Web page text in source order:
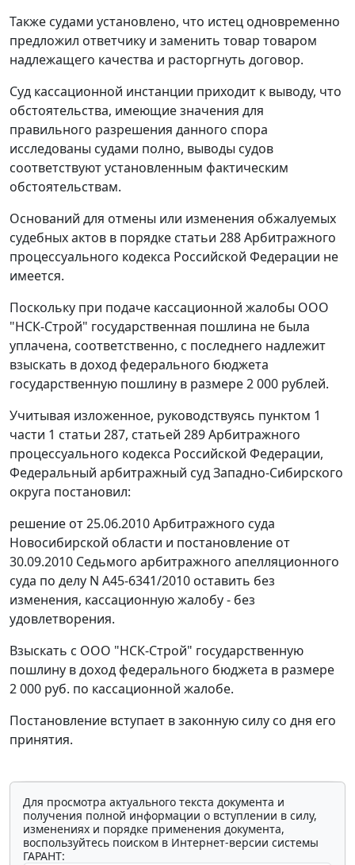
Также судами установлено, что истец одновременно
предложил ответчику и заменить товар товаром
надлежащего качества и расторгнуть договор.
Суд кассационной инстанции приходит к выводу, что
обстоятельства, имеющие значения для
правильного разрешения данного спора
исследованы судами полно, выводы судов
соответствуют установленным фактическим
обстоятельствам.
Оснований для отмены или изменения обжалуемых
судебных актов в порядке статьи 288Арбитражного
процессуального кодекса Российской Федерации не
имеется.
Поскольку при подаче кассационной жалобы ООО
"НСК-Строй" государственная пошлина не была
уплачена, соответственно, с последнего надлежит
взыскать в доход федерального бюджета
государственную пошлину в размере 2 000 рублей.
Учитывая изложенное, руководствуясь пунктом 1
части 1 статьи 287, статьей 289Арбитражного
процессуального кодекса Российской Федерации,
Федеральный арбитражный суд Западно-Сибирского
округа постановил:
решение от 25.06.2010 Арбитражного суда
Новосибирской области и постановление от
30.09.2010 Седьмого арбитражного апелляционного
суда по делу N А45-6341/2010 оставить без
изменения, кассационную жалобу - без
удовлетворения.
Взыскать с ООО "НСК-Строй" государственную
пошлину в доход федерального бюджета в размере
2 000 руб. по кассационной жалобе.
Постановление вступает в законную силу со дня его
принятия.
Для просмотра актуального текста документа и
получения полной информации о вступлении в силу,
изменениях и порядке применения документа,
воспользуйтесь поиском в Интернет-версии системы
ГАРАНТ: